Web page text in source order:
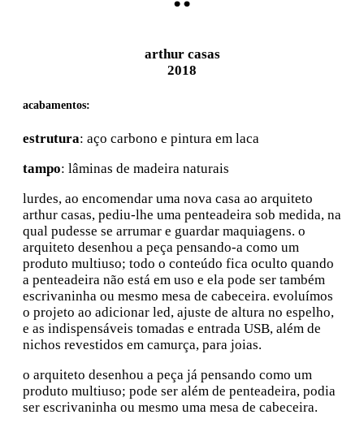
arthur casas
2018
acabamentos:
estrutura: aço carbono e pintura em laca
tampo: lâminas de madeira naturais
lurdes, ao encomendar uma nova casa ao arquiteto
arthur casas, pediu-lhe uma penteadeira sob medida, na
qual pudesse se arrumar e guardar maquiagens. o
arquiteto desenhou a peça pensando-a como um
produto multiuso; todo o conteúdo fica oculto quando
a penteadeira não está em uso e ela pode ser também
escrivaninha ou mesmo mesa de cabeceira. evoluímos
o projeto ao adicionar led, ajuste de altura no espelho,
e as indispensáveis tomadas e entrada USB, além de
nichos revestidos em camurça, para joias.
o arquiteto desenhou a peça já pensando como um
produto multiuso; pode ser além de penteadeira, podia
ser escrivaninha ou mesmo uma mesa de cabeceira.